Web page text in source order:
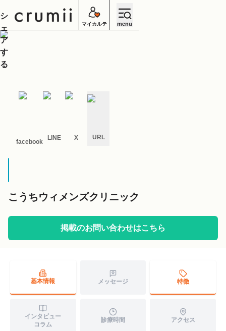
マイカルテ menu
こうちウィメンズクリニック
掲載のお問い合わせはこちら
基本情報 メッセージ 特徴
インタビュー
コラム
診療時間 アクセス
シ
ェ
ア
す
る
facebook
LINE X URL